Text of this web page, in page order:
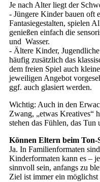
Je nach Alter liegt der
- Jüngere Kinder bauen oft
Fantasiegestalten, spielen
genießen einfach die
und Wasser.
- Ältere Kinder,
häufig zusätzlich das
dem freien Spiel auch
jeweiligen Angebot
ggf. auch glasiert werden.
Wichtig: Auch in den
Zwang, „etwas Kreatives“
stehen das Fühlen, das Tun
Können Eltern beim Ton-
Ja. In Familienformaten
Kinderformaten kann es –
sinnvoll sein, anfangs zu
Ziel ist immer ein möglichst